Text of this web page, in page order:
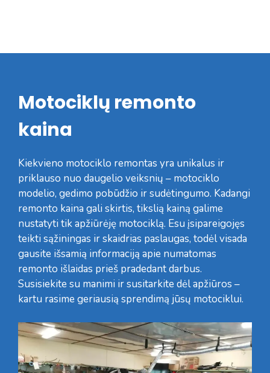
Motociklų remonto
kaina
Kiekvieno motociklo remontas yra unikalus ir
priklauso nuo daugelio veiksnių – motociklo
modelio, gedimo pobūdžio ir sudėtingumo. Kadangi
remonto kaina gali skirtis, tikslią kainą galime
nustatyti tik apžiūrėję motociklą. Esu įsipareigojęs
teikti sąžiningas ir skaidrias paslaugas, todėl visada
gausite išsamią informaciją apie numatomas
remonto išlaidas prieš pradedant darbus.
Susisiekite su manimi ir susitarkite dėl apžiūros –
kartu rasime geriausią sprendimą jūsų motociklui.